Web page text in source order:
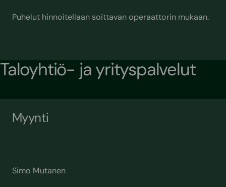
Puhelut hinnoitellaan soittavan operaattorin mukaan.
Taloyhtiö- ja yrityspalvelut
Myynti
Simo Mutanen